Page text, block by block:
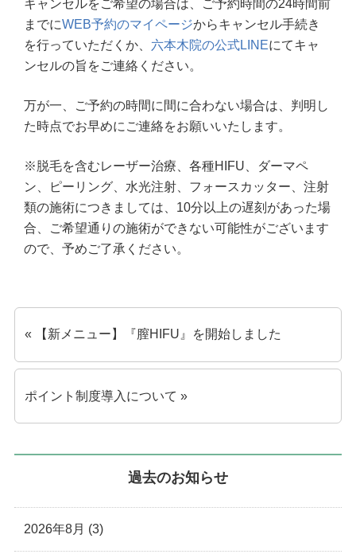
キャンセルをご希望の場合は、ご予約時間の24時間前
までにWEB予約のマイページからキャンセル手続き
を行っていただくか、 六本木院の公式LINEにてキャ
ンセルの旨をご連絡ください。
万が一、ご予約の時間に間に合わない場合は、判明し
た時点でお早めにご連絡をお願いいたします。
※脱毛を含むレーザー治療、各種HIFU、ダーマペ
ン、ピーリング、水光注射、フォースカッター、注射
類の施術につきましては、10分以上の遅刻があった場
合、ご希望通りの施術ができない可能性がございます
ので、予めご了承ください。
« 【新メニュー】『膣HIFU』を開始しました
ポイント制度導入について »
過去のお知らせ
2026年8月 (3)